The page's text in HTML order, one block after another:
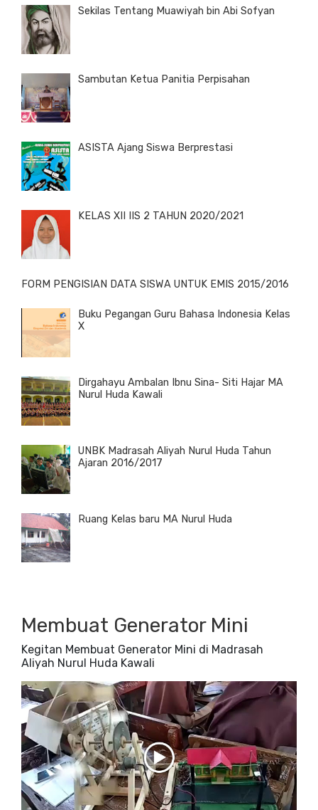
Sekilas Tentang Muawiyah bin Abi Sofyan
Sambutan Ketua Panitia Perpisahan
ASISTA Ajang Siswa Berprestasi
KELAS XII IIS 2 TAHUN 2020/2021
FORM PENGISIAN DATA SISWA UNTUK EMIS 2015/2016
Buku Pegangan Guru Bahasa Indonesia Kelas
X
Dirgahayu Ambalan Ibnu Sina- Siti Hajar MA
Nurul Huda Kawali
UNBK Madrasah Aliyah Nurul Huda Tahun
Ajaran 2016/2017
Ruang Kelas baru MA Nurul Huda
Membuat Generator Mini
Kegitan Membuat Generator Mini di Madrasah
Aliyah Nurul Huda Kawali